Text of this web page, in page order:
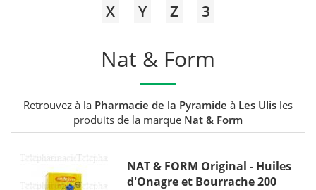
X
Y Z 3
Nat & Form
Retrouvez à la Pharmacie de la Pyramide à Les Ulis les
produits de la marque Nat & Form
NAT & FORM Original - Huiles
d'Onagre et Bourrache 200